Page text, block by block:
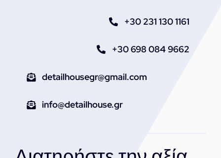
+30 231 130 1161
+30 698 084 9662
detailhousegr@gmail.com
info@detailhouse.gr